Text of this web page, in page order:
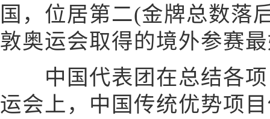
国，位居第二(金牌总数落
敦奥运会取得的境外参赛
中国代表团在总结各项
运会上，中国传统优势项